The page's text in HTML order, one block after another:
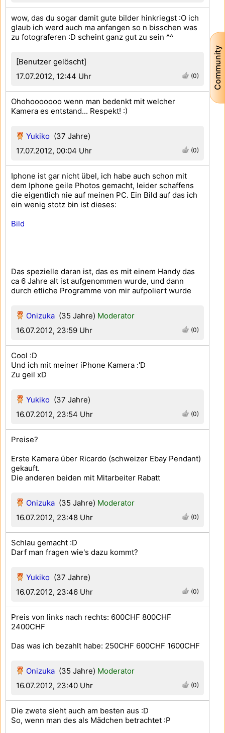
Community
[Benutzer gelöscht]
17.07.2012, 12:44 Uhr
(0)
wow, das du sogar damit gute bilder hinkriegst :O ich
glaub ich werd auch ma anfangen so n bisschen was
zu fotograferen :D scheint ganz gut zu sein ^^
Yukiko (37 Jahre)
17.07.2012, 00:04 Uhr
(0)
Ohohooooooo wenn man bedenkt mit welcher
Kamera es entstand... Respekt! :)
Onizuka (35 Jahre) Moderator
16.07.2012, 23:59 Uhr
(0)
Iphone ist gar nicht übel, ich habe auch schon mit
dem Iphone geile Photos gemacht, leider schaffens
die eigentlich nie auf meinen PC. Ein Bild auf das ich
ein wenig stotz bin ist dieses:
Bild
Das spezielle daran ist, das es mit einem Handy das
ca 6 Jahre alt ist aufgenommen wurde, und dann
durch etliche Programme von mir aufpoliert wurde
Yukiko (37 Jahre)
16.07.2012, 23:54 Uhr
(0)
Cool :D
Und ich mit meiner iPhone Kamera :'D
Zu geil xD
Onizuka (35 Jahre) Moderator
16.07.2012, 23:48 Uhr
(0)
Preise?
Erste Kamera über Ricardo (schweizer Ebay Pendant)
gekauft.
Die anderen beiden mit Mitarbeiter Rabatt
Yukiko (37 Jahre)
16.07.2012, 23:46 Uhr
(0)
Schlau gemacht :D
Darf man fragen wie's dazu kommt?
Onizuka (35 Jahre) Moderator
16.07.2012, 23:40 Uhr
(0)
Preis von links nach rechts: 600CHF 800CHF
2400CHF
Das was ich bezahlt habe: 250CHF 600CHF 1600CHF
Die zwete sieht auch am besten aus :D
So, wenn man des als Mädchen betrachtet :P